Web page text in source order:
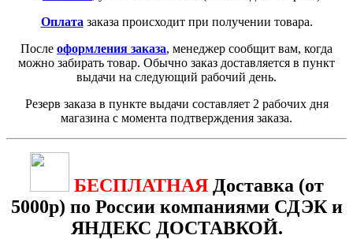
Оплата заказа происходит при получении товара.
После оформления заказа, менеджер сообщит вам, когда
можно забирать товар. Обычно заказ доставляется в пункт
выдачи на следующий рабочий день.
Резерв заказа в пункте выдачи составляет 2 рабочих дня
магазина с момента подтверждения заказа.
БЕСПЛАТНАЯ Доставка (от
5000р) по России компаниями СДЭК и
ЯНДЕКС ДОСТАВКОЙ.